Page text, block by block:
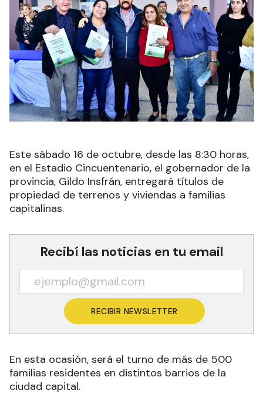
Este sábado 16 de octubre, desde las 8:30 horas,
en el Estadio Cincuentenario, el gobernador de la
provincia, Gildo Insfrán, entregará títulos de
propiedad de terrenos y viviendas a familias
capitalinas.
Recibí las noticias en tu email
RECIBIR NEWSLETTER
En esta ocasión, será el turno de más de 500
familias residentes en distintos barrios de la
ciudad capital.